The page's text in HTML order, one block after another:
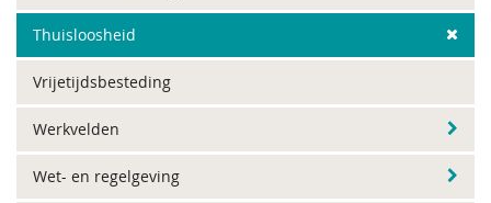
Thuisloosheid
Vrijetijdsbesteding
Werkvelden
Wet- en regelgeving